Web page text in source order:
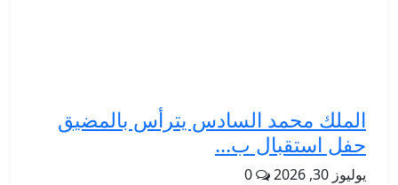
الملك محمد السادس يترأس بالمضيق
حفل استقبال ب...
يوليوز 30, 2026 0